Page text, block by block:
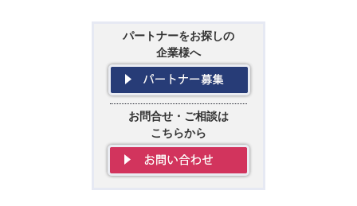
パートナーをお探しの
企業様へ
お問合せ・ご相談は
こちらから